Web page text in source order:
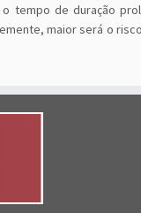
tempo de duração
maior será o